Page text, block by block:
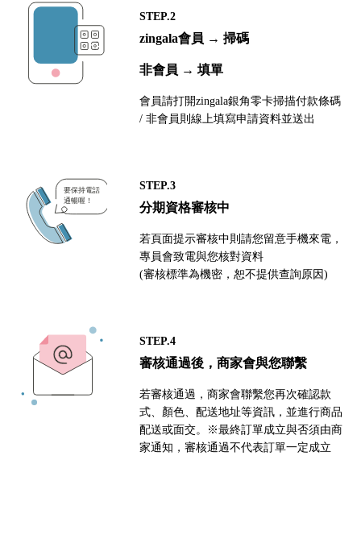
STEP.2
zingala會員 → 掃碼
非會員 → 填單
會員請打開zingala銀角零卡掃描付款條碼
/ 非會員則線上填寫申請資料並送出
STEP.3
分期資格審核中
若頁面提示審核中則請您留意手機來電，
專員會致電與您核對資料
(審核標準為機密，恕不提供查詢原因)
STEP.4
審核通過後，商家會與您聯繫
若審核通過，商家會聯繫您再次確認款
式、顏色、配送地址等資訊，並進行商品
配送或面交。※最終訂單成立與否須由商
家通知，審核通過不代表訂單一定成立